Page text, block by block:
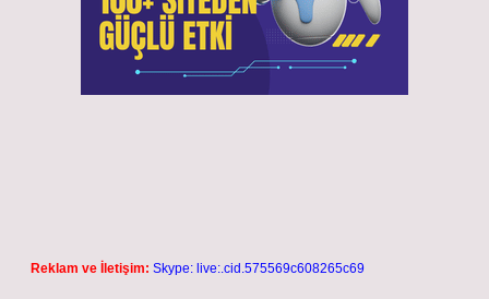
Reklam ve İletişim: Skype: live:.cid.575569c608265c69